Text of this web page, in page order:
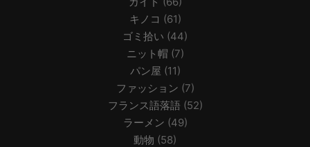
キノコ (61)
ゴミ拾い (44)
ニット帽 (7)
パン屋 (11)
ファッション (7)
フランス語落語 (52)
ラーメン (49)
動物 (58)